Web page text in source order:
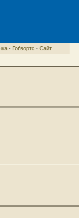
· Гоґвортс · Сайт